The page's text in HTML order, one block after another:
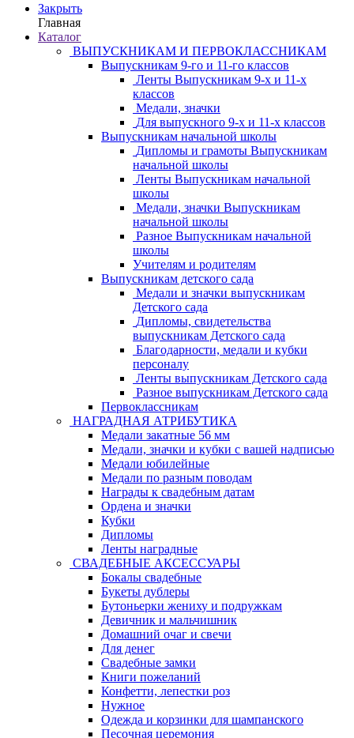
Закрыть
Главная
Каталог
ВЫПУСКНИКАМ И ПЕРВОКЛАССНИКАМ
Выпускникам 9-го и 11-го классов
Ленты Выпускникам 9-х и 11-х
классов
Медали, значки
Для выпускного 9-х и 11-х классов
Выпускникам начальной школы
Дипломы и грамоты Выпускникам
начальной школы
Ленты Выпускникам начальной
школы
Медали, значки Выпускникам
начальной школы
Разное Выпускникам начальной
школы
Учителям и родителям
Выпускникам детского сада
Медали и значки выпускникам
Детского сада
Дипломы, свидетельства
выпускникам Детского сада
Благодарности, медали и кубки
персоналу
Ленты выпускникам Детского сада
Разное выпускникам Детского сада
Первоклассникам
НАГРАДНАЯ АТРИБУТИКА
Медали закатные 56 мм
Медали, значки и кубки с вашей надписью
Медали юбилейные
Медали по разным поводам
Награды к свадебным датам
Ордена и значки
Кубки
Дипломы
Ленты наградные
СВАДЕБНЫЕ АКСЕССУАРЫ
Бокалы свадебные
Букеты дублеры
Бутоньерки жениху и подружкам
Девичник и мальчишник
Домашний очаг и свечи
Для денег
Свадебные замки
Книги пожеланий
Конфетти, лепестки роз
Нужное
Одежда и корзинки для шампанского
Песочная церемония